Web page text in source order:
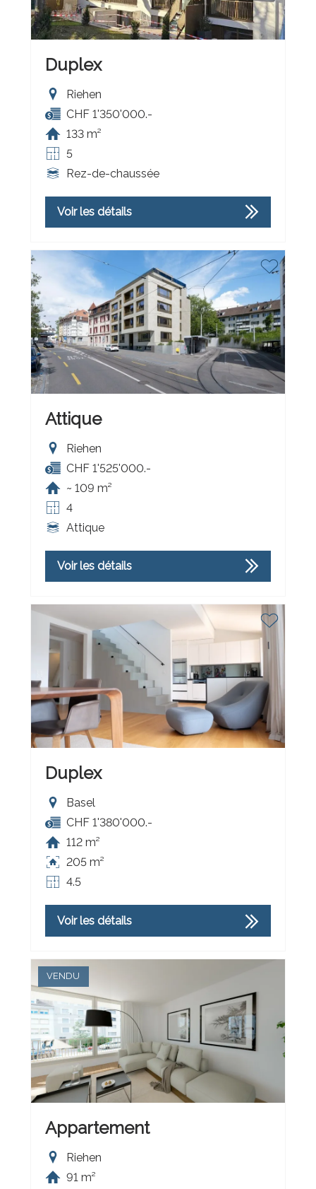
Duplex
Riehen
CHF 1'350'000.-
133 m²
5
Rez-de-chaussée
Voir les détails
Attique
Riehen
CHF 1'525'000.-
~ 109 m²
4
Attique
Voir les détails
Duplex
Basel
CHF 1'380'000.-
112 m²
205 m²
4.5
Voir les détails
VENDU
Appartement
Riehen
91 m²